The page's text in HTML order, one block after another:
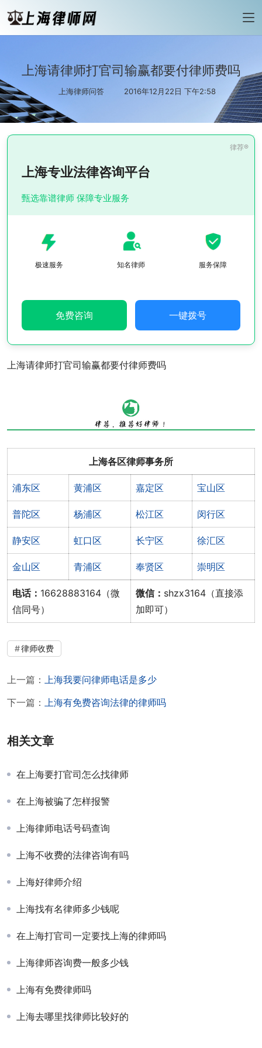
上海请律师打官司输赢都要付律师费吗
上海律师问答 2016年12月22日 下午2:58
上海专业法律咨询平台
甄选靠谱律师 保障专业服务
极速服务 知名律师 服务保障
免费咨询 一键拨号
上海请律师打官司输赢都要付律师费吗
上海各区律师事务所
浦东区 黄浦区 嘉定区 宝山区
普陀区 杨浦区 松江区 闵行区
静安区 虹口区 长宁区 徐汇区
金山区 青浦区 奉贤区 崇明区
电话： 16628883164（微
信同号）
微信： shzx3164（直接添
加即可）
律师收费
上一篇：
上海我要问律师电话是多少
下一篇：
上海有免费咨询法律的律师吗
相关文章
在上海要打官司怎么找律师
在上海被骗了怎样报警
上海律师电话号码查询
上海不收费的法律咨询有吗
上海好律师介绍
上海找有名律师多少钱呢
在上海打官司一定要找上海的律师吗
上海律师咨询费一般多少钱
上海有免费律师吗
上海去哪里找律师比较好的